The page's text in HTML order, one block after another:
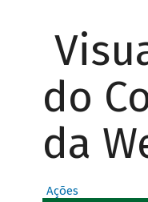
do
da
Ações